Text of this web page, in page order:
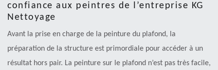
confiance aux peintres de l’entreprise KG
Nettoyage
Avant la prise en charge de la peinture du plafond, la
préparation de la structure est primordiale pour accéder à un
résultat hors pair. La peinture sur le plafond n’est pas très facile,